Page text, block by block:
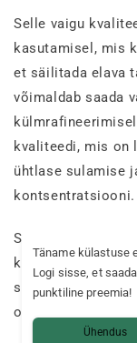
Selle vaigu
kasutamisel, mis
et säilitada elava
võimaldab saada
kvaliteedi, mis on
ühtlase sulamise
kontsentratsiooni.
Selle peenuse
kasutada aurustit
säilitavad
oma omadusi
Täname külastuse
Logi sisse, et
punktiline preemia!
Ühendus